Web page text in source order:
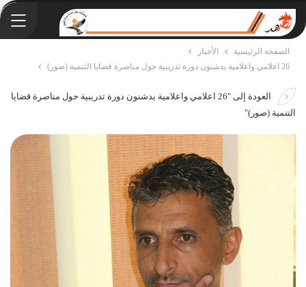
الصفحة الرئيسية
الأخبار
26 اعلامي واعلامية يدشنون دورة تدريبية حول مناصرة قضايا التنمية (صور)
العودة إلى "26 اعلامي واعلامية يدشنون دورة تدريبية حول مناصرة قضايا
التنمية (صور)"